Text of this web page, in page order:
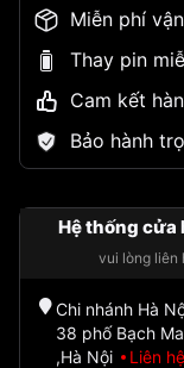
Miễn phí
Thay pin
Cam kết
Bảo hành
Hệ thống
vui lòng liên
Chi nhánh Hà
38 phố Bạch
,Hà Nội
Liên hệ